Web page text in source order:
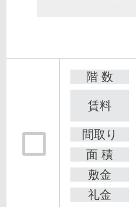
階 数
賃料
間取り
面 積
敷金
礼金